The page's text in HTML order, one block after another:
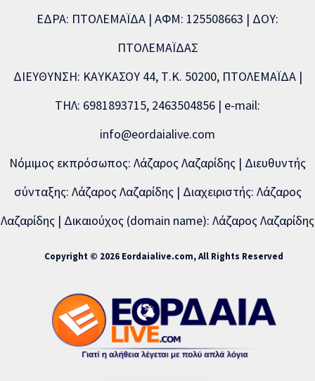
ΕΔΡΑ: ΠΤΟΛΕΜΑΪΔΑ | ΑΦΜ: 125508663 | ΔΟΥ:
ΠΤΟΛΕΜΑΪΔΑΣ
ΔΙΕΥΘΥΝΣΗ: ΚΑΥΚΑΣΟΥ 44, Τ.Κ. 50200, ΠΤΟΛΕΜΑΪΔΑ |
ΤΗΛ: 6981893715, 2463504856 | e-mail:
info@eordaialive.com
Νόμιμος εκπρόσωπος: Λάζαρος Λαζαρίδης | Διευθυντής
σύνταξης: Λάζαρος Λαζαρίδης | Διαχειριστής: Λάζαρος
Λαζαρίδης | Δικαιούχος (domain name): Λάζαρος Λαζαρίδης
Copyright © 2026 Eordaialive.com, All Rights Reserved